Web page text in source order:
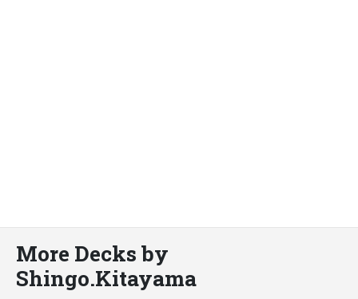
More Decks by
Shingo.Kitayama